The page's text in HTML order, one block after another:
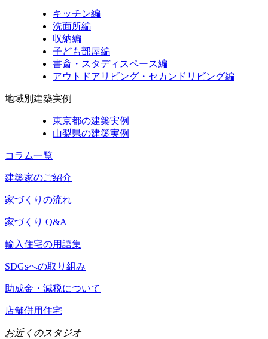
キッチン編
洗面所編
収納編
子ども部屋編
書斎・スタディスペース編
アウトドアリビング・セカンドリビング編
地域別建築実例
東京都の建築実例
山梨県の建築実例
コラム一覧
建築家のご紹介
家づくりの流れ
家づくり Q&A
輸入住宅の用語集
SDGsへの取り組み
助成金・減税について
店舗併用住宅
お近くのスタジオ